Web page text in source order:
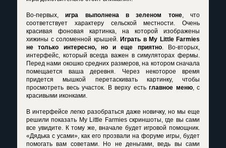
Во-первых,игра выполнена в зеленом тоне, что
соответствует характеру сельской местности. Очень
красивая фоновая картинка, на которой изображены
хижины с соломенной крышей. Играть в My Little Farmies
не только интересно, но и еще приятно. Во-вторых,
интерфейс, который всегда важен в симуляторах фермы.
Перед нами окошко средних размеров, на котором сначала
помещается ваша деревня. Через некоторое время
придется мышкой перетаскивать картинку, чтобы
просмотреть весь участок. В верху есть главное меню, с
красивыми иконками.
В интерфейсе легко разобраться даже новичку, но мы еще
решили показать My Little Farmies скриншоты, где вы сами
все увидите. К тому же, вначале будет игровой помощник.
«Дядька с усами», как его прозвали на форуме игры, будет
помогать вам советами. Но не деньгами, ведь вы сами